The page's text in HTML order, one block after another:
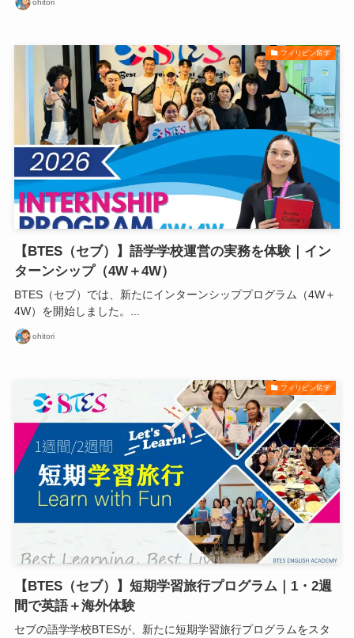
フィリピン留学
【BTES（セブ）】語学学校運営の実務を体験｜イン
ターンシップ（4W＋4W）
BTES（セブ）では、新たにインターンシッププログラム（4W＋
4W）を開始しました。...
ohitori
フィリピン留学
【BTES（セブ）】短期学習旅行プログラム｜1・2週
間で英語＋海外体験
セブの語学学校BTESが、新たに短期学習旅行プログラムをスタ